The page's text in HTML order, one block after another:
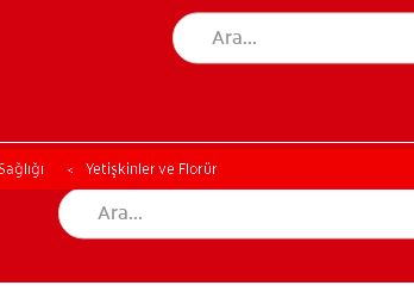
Yetişkinler ve Florür